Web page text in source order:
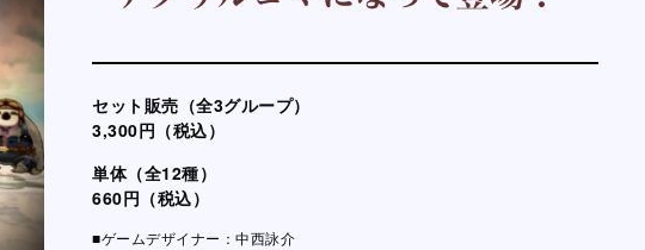
セット販売（全3グループ）
3,300円（税込）
単体（全12種）
660円（税込）
■ゲームデザイナー：中西詠介